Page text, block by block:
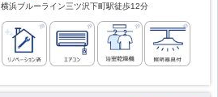
横浜ブルーライン三ツ沢下町駅徒歩12分